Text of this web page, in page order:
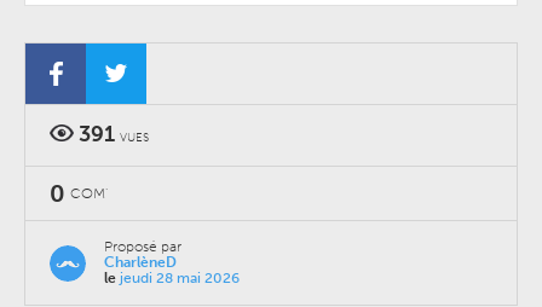
391 VUES
0 COM'
Proposé par
CharlèneD
le jeudi 28 mai 2026